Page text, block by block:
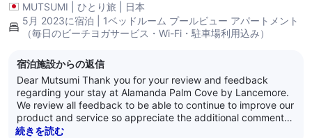
MUTSUMI
ひとり旅
日本
5月 2023に宿泊 | 1ベッドルーム プールビュー アパートメント
（毎日のビーチヨガサービス・Wi-Fi・駐車場利用込み）
宿泊施設からの返信
Dear Mutsumi Thank you for your review and feedback
regarding your stay at Alamanda Palm Cove by Lancemore.
We review all feedback to be able to continue to improve our
product and service so appreciate the additional comments.
My apologies we have missed the mark in a number of
続きを読む